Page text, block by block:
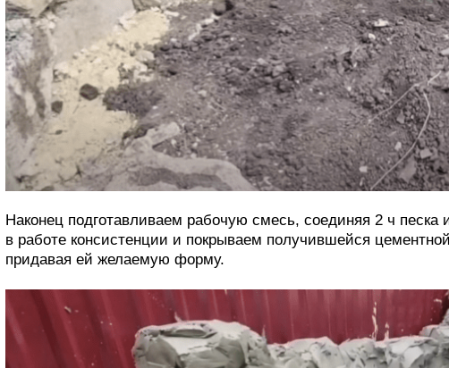
Наконец подготавливаем рабочую смесь, соединяя 2 ч
в работе консистенции и покрываем получившейся
придавая ей желаемую форму.